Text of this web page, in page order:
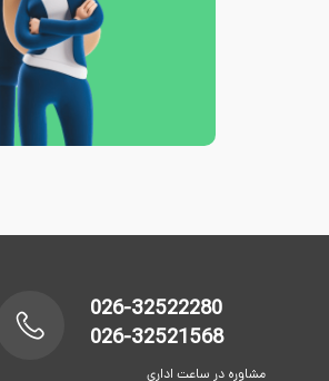
026-32522280
026-32521568
مشاوره در ساعت اداری